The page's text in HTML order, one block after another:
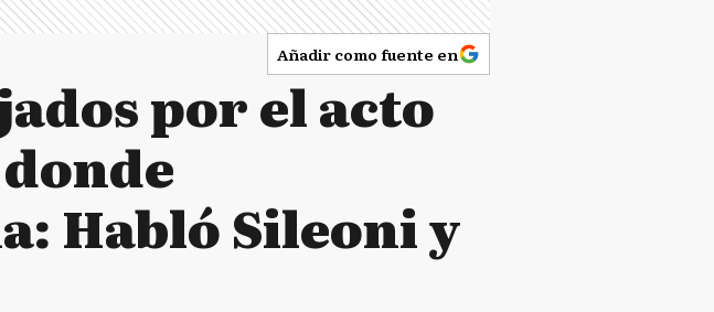
Añadir como fuente en
por el acto
Habló Sileoni y